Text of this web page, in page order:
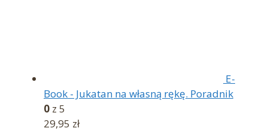
E-
Book - Jukatan na własną rękę. Poradnik
0 z 5
29,95 zł